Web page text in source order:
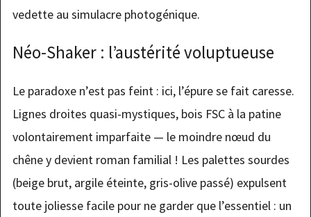
vedette au simulacre photogénique.
Néo-Shaker : l’austérité voluptueuse
Le paradoxe n’est pas feint : ici, l’épure se fait caresse.
Lignes droites quasi-mystiques, bois FSC à la patine
volontairement imparfaite — le moindre nœud du
chêne y devient roman familial ! Les palettes sourdes
(beige brut, argile éteinte, gris-olive passé) expulsent
toute joliesse facile pour ne garder que l’essentiel : un